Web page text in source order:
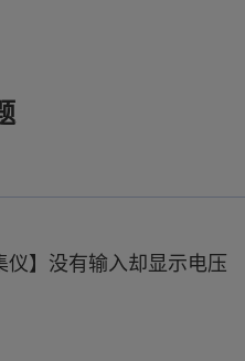
仪】没有输入却显示电压